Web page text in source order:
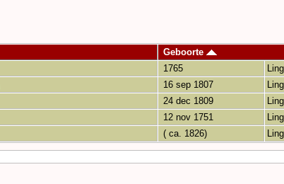
Geboorte
1765
16 sep 1807
24 dec 1809
12 nov 1751
( ca. 1826)